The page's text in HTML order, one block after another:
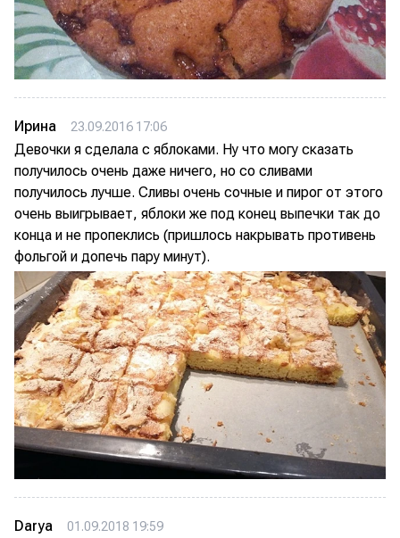
Ирина 23.09.2016 17:06
Девочки я сделала с яблоками. Ну что могу сказать
получилось очень даже ничего, но со сливами
получилось лучше. Сливы очень сочные и пирог от этого
очень выигрывает, яблоки же под конец выпечки так до
конца и не пропеклись (пришлось накрывать противень
фольгой и допечь пару минут).
Darya 01.09.2018 19:59